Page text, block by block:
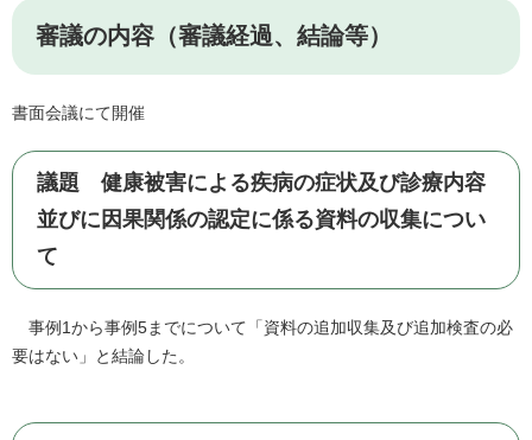
審議の内容（審議経過、結論等）
書面会議にて開催
議題 健康被害による疾病の症状及び診療内容
並びに因果関係の認定に係る資料の収集につい
て
事例1から事例5までについて「資料の追加収集及び追加検査の必
要はない」と結論した。